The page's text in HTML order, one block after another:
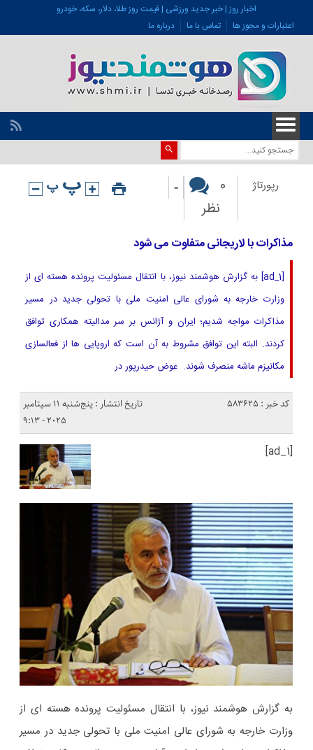
اخبار روز | خبر جدید ورزشی | قیمت روز طلا، دلار، سکه، خودرو
اعتبارات و مجوز ها
تماس با ما درباره ما
رپورتاژ
0
نظر
-
مذاکرات با لاریجانی متفاوت می شود
[ad_1] به گزارش هوشمند نیوز، با انتقال مسئولیت پرونده هسته ای از
وزارت خارجه به شورای عالی امنیت ملی با تحولی جدید در مسیر
مذاکرات مواجه شدیم؛ ایران و آژانس بر سر مدالیته همکاری توافق
کردند. البته این توافق مشروط به آن است که اروپایی ها از فعالسازی
مکانیزم ماشه منصرف شوند. عوض حیدرپور در
کد خبر : 583625
تاریخ انتشار : پنج‌شنبه 11 سپتامبر
2025 - 9:13
[ad_1]
به گزارش هوشمند نیوز، با انتقال مسئولیت پرونده هسته ای از
وزارت خارجه به شورای عالی امنیت ملی با تحولی جدید در مسیر